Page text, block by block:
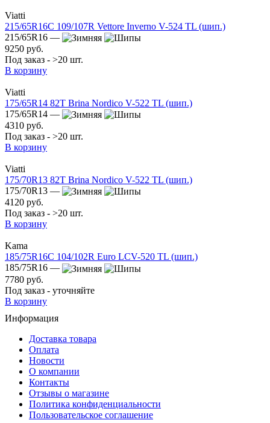
Viatti
215/65R16C 109/107R Vettore Inverno V-524 TL (шип.)
215/65R16 —
9250 руб.
Под заказ - >20 шт.
В корзину
Viatti
175/65R14 82T Brina Nordico V-522 TL (шип.)
175/65R14 —
4310 руб.
Под заказ - >20 шт.
В корзину
Viatti
175/70R13 82T Brina Nordico V-522 TL (шип.)
175/70R13 —
4120 руб.
Под заказ - >20 шт.
В корзину
Kama
185/75R16C 104/102R Euro LCV-520 TL (шип.)
185/75R16 —
7780 руб.
Под заказ - уточняйте
В корзину
Информация
Доставка товара
Оплата
Новости
О компании
Контакты
Отзывы о магазине
Политика конфиденциальности
Пользовательское соглашение